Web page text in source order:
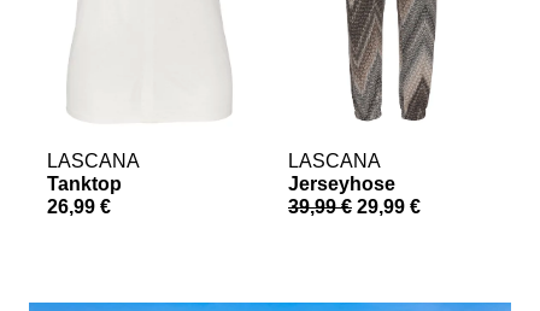
LASCANA
Tanktop
26,99 €
LASCANA
Jerseyhose
39,99 € 29,99 €